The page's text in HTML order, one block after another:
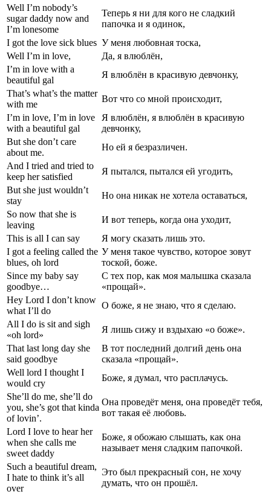
Well I’m nobody’s
sugar daddy now and
I’m lonesome
Теперь я ни для кого не сладкий
папочка и я одинок,
I got the love sick blues У меня любовная тоска,
Well I’m in love,
Да, я влюблён,
I’m in love with a
beautiful gal
Я влюблён в красивую девчонку,
That’s what’s the matter
with me
Вот что со мной происходит,
I’m in love, I’m in love
with a beautiful gal
Я влюблён, я влюблён в красивую
девчонку,
But she don’t care
about me.
Но ей я безразличен.
And I tried and tried to
keep her satisfied
Я пытался, пытался ей угодить,
But she just wouldn’t
stay
Но она никак не хотела оставаться,
So now that she is
leaving
И вот теперь, когда она уходит,
This is all I can say
Я могу сказать лишь это.
I got a feeling called the
blues, oh lord
У меня такое чувство, которое зовут
тоской, боже.
Since my baby say
goodbye…
С тех пор, как моя малышка сказала
«прощай».
Hey Lord I don’t know
what I’ll do
О боже, я не знаю, что я сделаю.
All I do is sit and sigh
«oh lord»
Я лишь сижу и вздыхаю «о боже».
That last long day she
said goodbye
В тот последний долгий день она
сказала «прощай».
Well lord I thought I
would cry
Боже, я думал, что расплачусь.
She’ll do me, she’ll do
you, she’s got that kinda
of lovin’.
Она проведёт меня, она проведёт тебя,
вот такая её любовь.
Lord I love to hear her
when she calls me
sweet daddy
Боже, я обожаю слышать, как она
называет меня сладким папочкой.
Such a beautiful dream,
I hate to think it’s all
over
Это был прекрасный сон, не хочу
думать, что он прошёл.